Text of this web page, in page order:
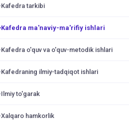
Kafedra tarkibi
Kafedra ma'naviy-ma'rifiy ishlari
Kafedra o'quv va o'quv-metodik ishlari
Kafedraning ilmiy-tadqiqot ishlari
Ilmiy to'garak
Xalqaro hamkorlik